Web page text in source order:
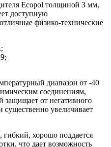
Ecopol толщиной 3 мм,
доступную
физико-технические
диапазон от -40
соединениям,
от негативного
существенно увеличивает
хорошо поддается
что дает возможность